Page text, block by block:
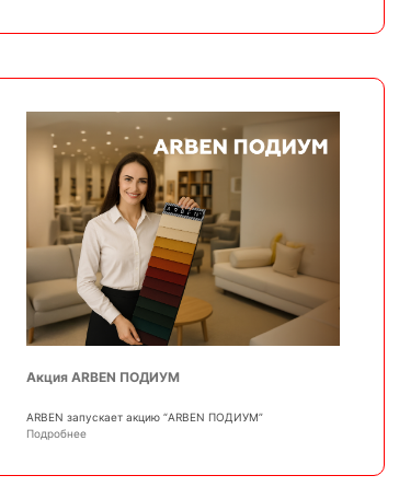
Акция ARBEN ПОДИУМ
АRBEN запускает акцию “ARBEN ПОДИУМ”
Подробнее